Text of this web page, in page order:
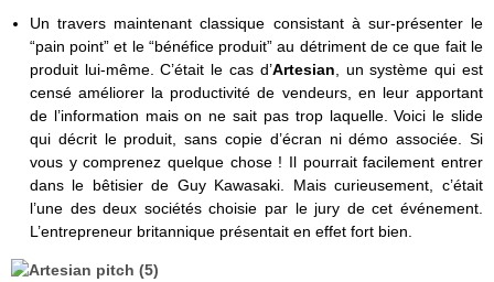
Un travers maintenant classique consistant à sur-présenter le
“pain point” et le “bénéfice produit” au détriment de ce que fait le
produit lui-même. C’était le cas d’Artesian , un système qui est
censé améliorer la productivité de vendeurs, en leur apportant
de l’information mais on ne sait pas trop laquelle. Voici le slide
qui décrit le produit, sans copie d’écran ni démo associée. Si
vous y comprenez quelque chose ! Il pourrait facilement entrer
dans le bêtisier de Guy Kawasaki. Mais curieusement, c’était
l’une des deux sociétés choisie par le jury de cet événement.
L’entrepreneur britannique présentait en effet fort bien.